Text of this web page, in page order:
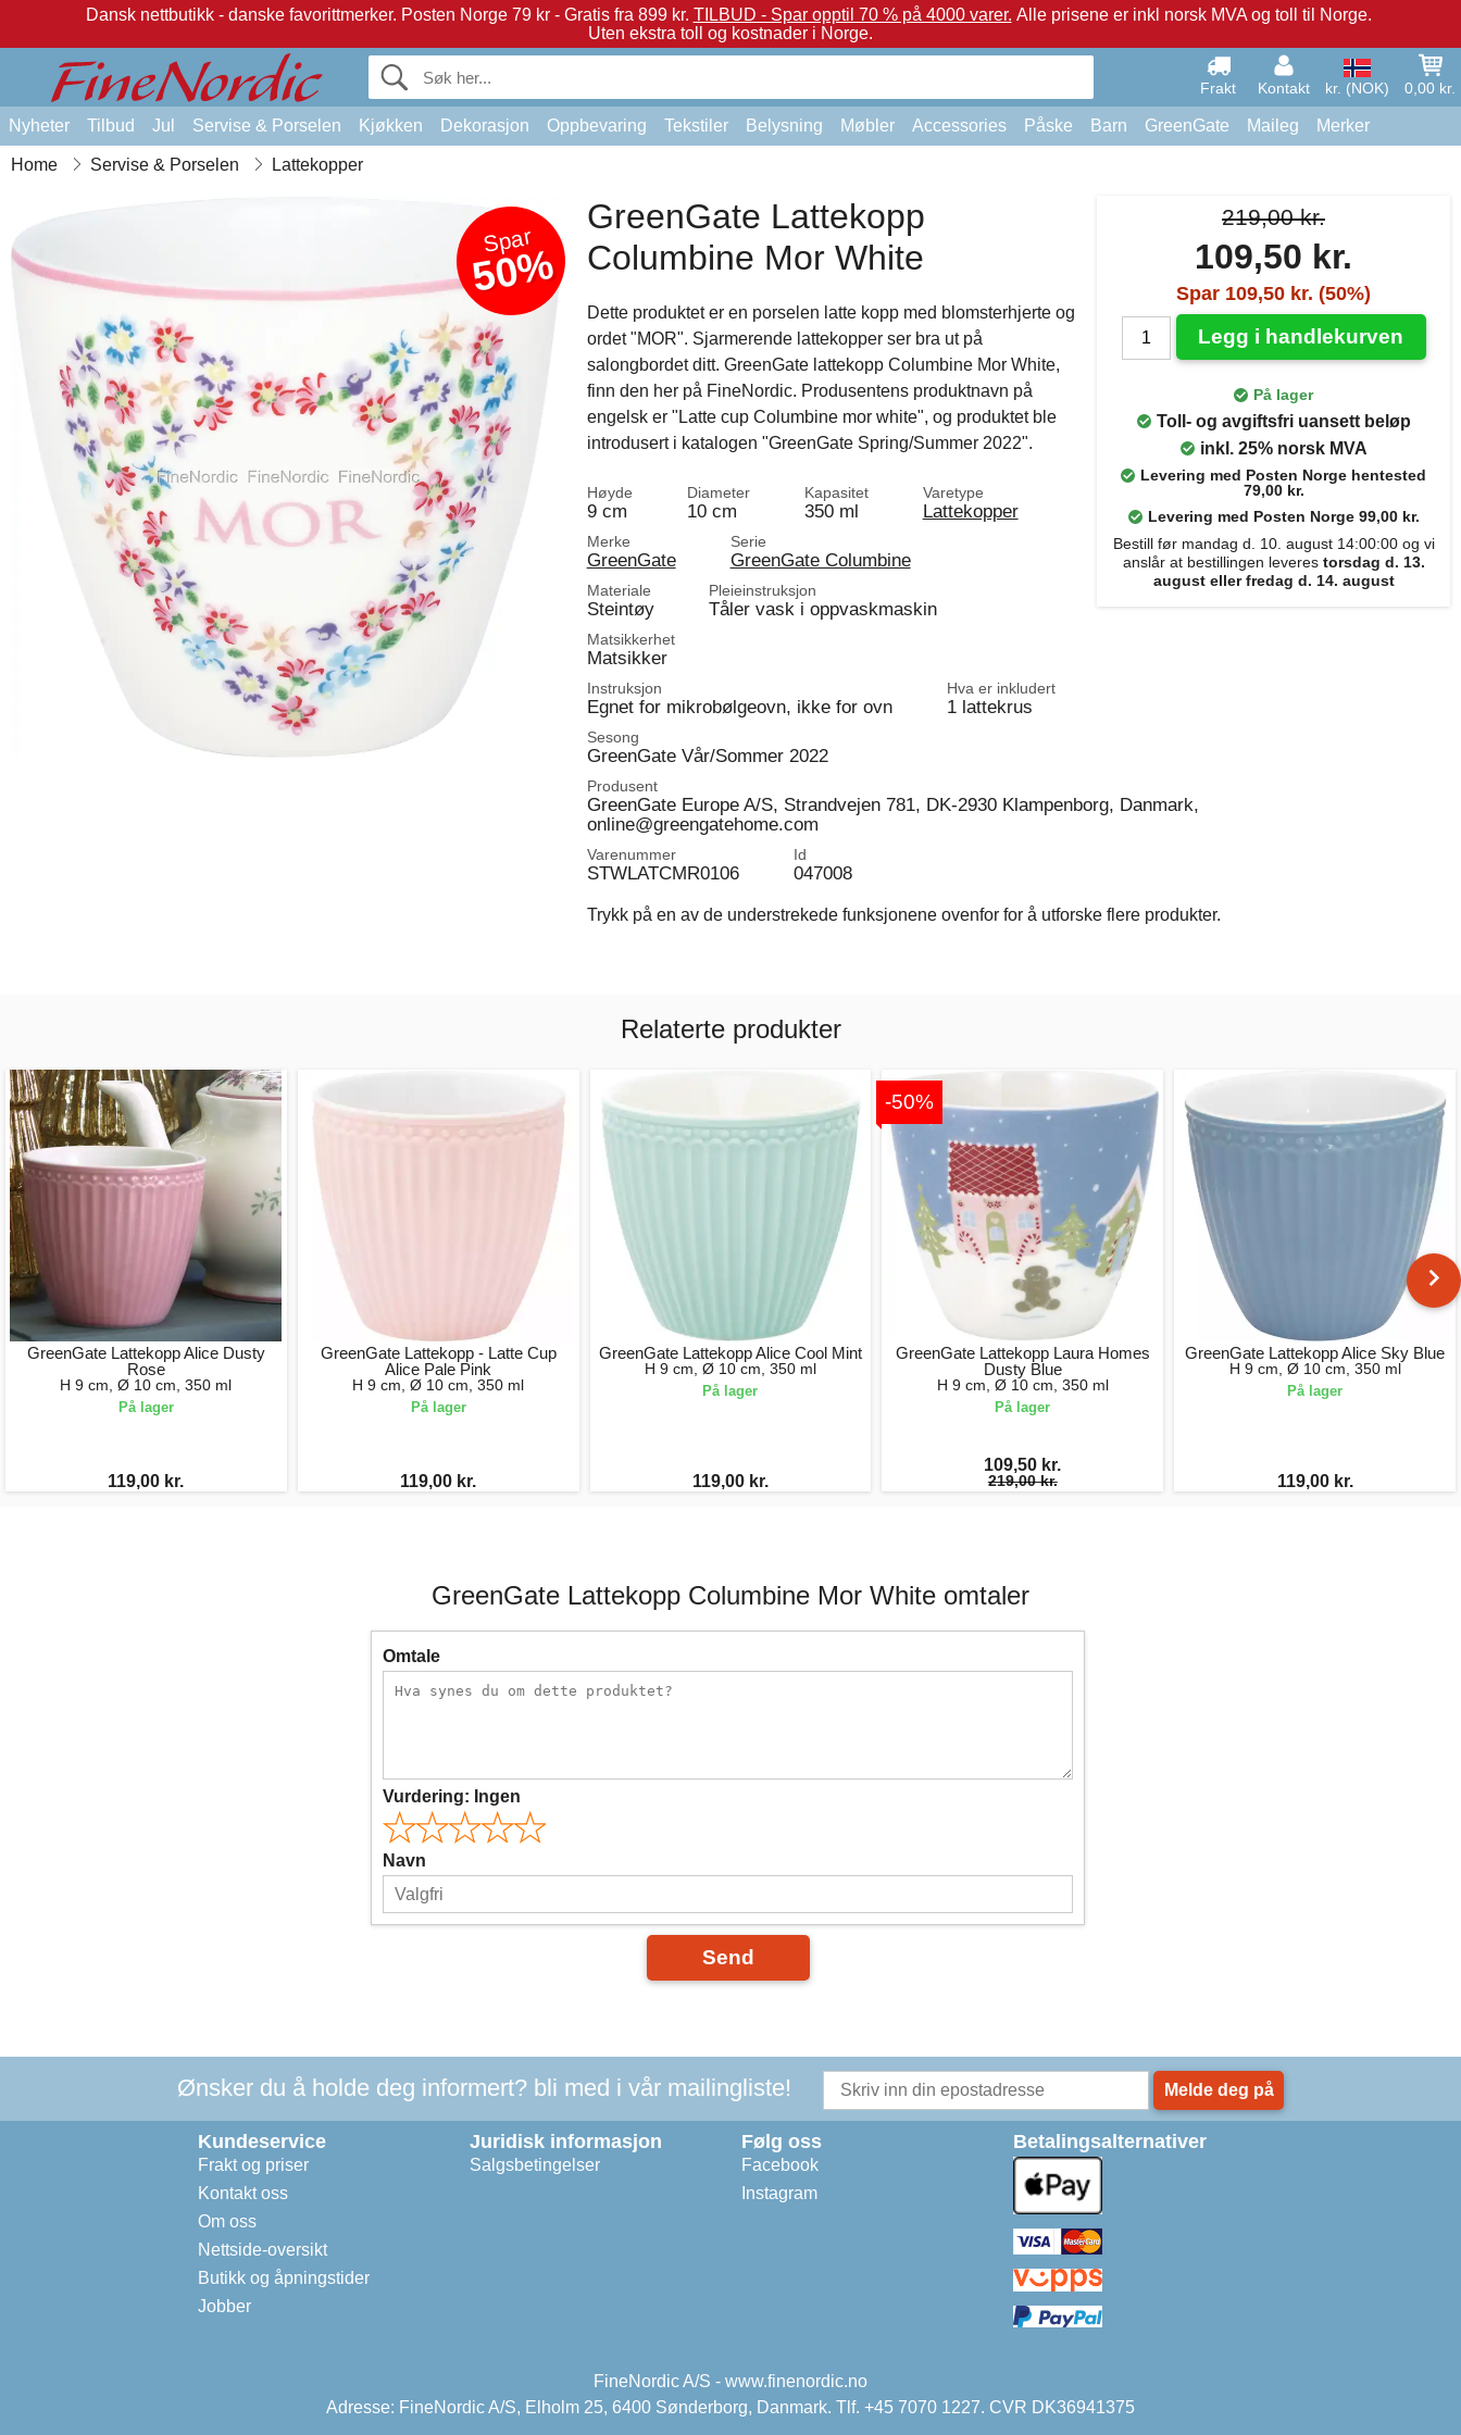
Dansk nettbutikk - danske favorittmerker. Posten Norge 79 kr - Gratis fra 899 kr. TILBUD - Spar opptil 70 % på 4000 varer. Alle prisene er inkl norsk MVA og toll til Norge.
Uten ekstra toll og kostnader i Norge.
Frakt Kontakt kr. (NOK) 0,00 kr.
Nyheter Tilbud Jul Servise & Porselen Kjøkken Dekorasjon Oppbevaring Tekstiler Belysning Møbler Accessories Påske Barn GreenGate Maileg Merker
Home Servise & Porselen Lattekopper
Spar
50%
219,00 kr.
109,50 kr.
Spar 109,50 kr. (50%)
Legg i handlekurven
På lager
Toll- og avgiftsfri uansett beløp
inkl. 25% norsk MVA
Levering med Posten Norge hentested
79,00 kr.
Levering med Posten Norge 99,00 kr.
Bestill før mandag d. 10. august 14:00:00 og vi
anslår at bestillingen leveres torsdag d. 13.
august eller fredag d. 14. august
GreenGate Lattekopp
Columbine Mor White
Dette produktet er en porselen latte kopp med blomsterhjerte og
ordet "MOR". Sjarmerende lattekopper ser bra ut på
salongbordet ditt. GreenGate lattekopp Columbine Mor White,
finn den her på FineNordic. Produsentens produktnavn på
engelsk er "Latte cup Columbine mor white", og produktet ble
introdusert i katalogen "GreenGate Spring/Summer 2022".
Høyde
9 cm
Diameter
10 cm
Kapasitet
350 ml
Varetype
Lattekopper
Merke
GreenGate
Serie
GreenGate Columbine
Materiale
Steintøy
Pleieinstruksjon
Tåler vask i oppvaskmaskin
Matsikkerhet
Matsikker
Instruksjon
Egnet for mikrobølgeovn, ikke for ovn
Hva er inkludert
1 lattekrus
Sesong
GreenGate Vår/Sommer 2022
Produsent
GreenGate Europe A/S, Strandvejen 781, DK-2930 Klampenborg, Danmark,
online@greengatehome.com
Varenummer
STWLATCMR0106
Id
047008
Trykk på en av de understrekede funksjonene ovenfor for å utforske flere produkter.
Relaterte produkter
GreenGate Lattekopp Alice Dusty
Rose
H 9 cm, Ø 10 cm, 350 ml
På lager
119,00 kr.
GreenGate Lattekopp - Latte Cup
Alice Pale Pink
H 9 cm, Ø 10 cm, 350 ml
På lager
119,00 kr.
GreenGate Lattekopp Alice Cool Mint
H 9 cm, Ø 10 cm, 350 ml
På lager
119,00 kr.
-50%
GreenGate Lattekopp Laura Homes
Dusty Blue
H 9 cm, Ø 10 cm, 350 ml
På lager
109,50 kr.
219,00 kr.
GreenGate Lattekopp Alice Sky Blue
H 9 cm, Ø 10 cm, 350 ml
På lager
119,00 kr.
GreenGate Lattekopp Columbine Mor White omtaler
Omtale
Vurdering: Ingen
Navn
Send
Ønsker du å holde deg informert? bli med i vår mailingliste! Melde deg på
Kundeservice
Frakt og priser
Kontakt oss
Om oss
Nettside-oversikt
Butikk og åpningstider
Jobber
Juridisk informasjon
Salgsbetingelser
Følg oss
Facebook
Instagram
Betalingsalternativer
FineNordic A/S - www.finenordic.no
Adresse: FineNordic A/S, Elholm 25, 6400 Sønderborg, Danmark. Tlf. +45 7070 1227. CVR DK36941375